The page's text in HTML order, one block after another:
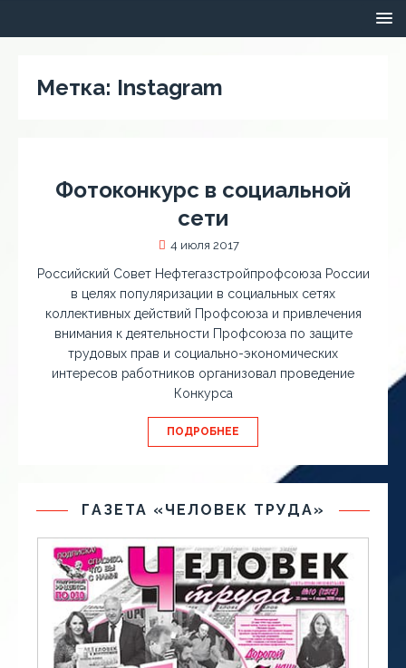
Метка: Instagram
Фотоконкурс в социальной
сети
4 июля 2017
Российский Совет Нефтегазстройпрофсоюза России
в целях популяризации в социальных сетях
коллективных действий Профсоюза и привлечения
внимания к деятельности Профсоюза по защите
трудовых прав и социально-экономических
интересов работников организовал проведение
Конкурса
ПОДРОБНЕЕ
ГАЗЕТА «ЧЕЛОВЕК ТРУДА»